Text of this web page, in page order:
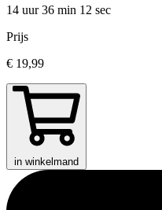
14 uur 36 min 12 sec
Prijs
€ 19,99
in winkelmand